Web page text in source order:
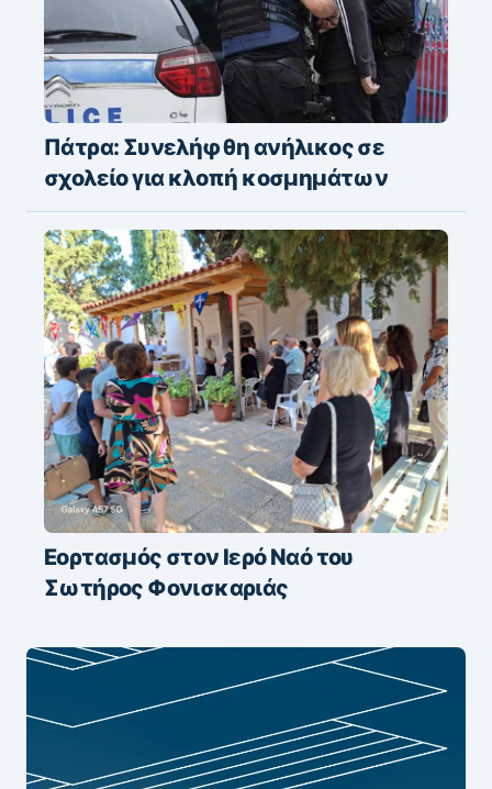
Πάτρα: Συνελήφθη ανήλικος σε
σχολείο για κλοπή κοσμημάτων
Εορτασμός στον Ιερό Ναό του
Σωτήρος Φονισκαριάς